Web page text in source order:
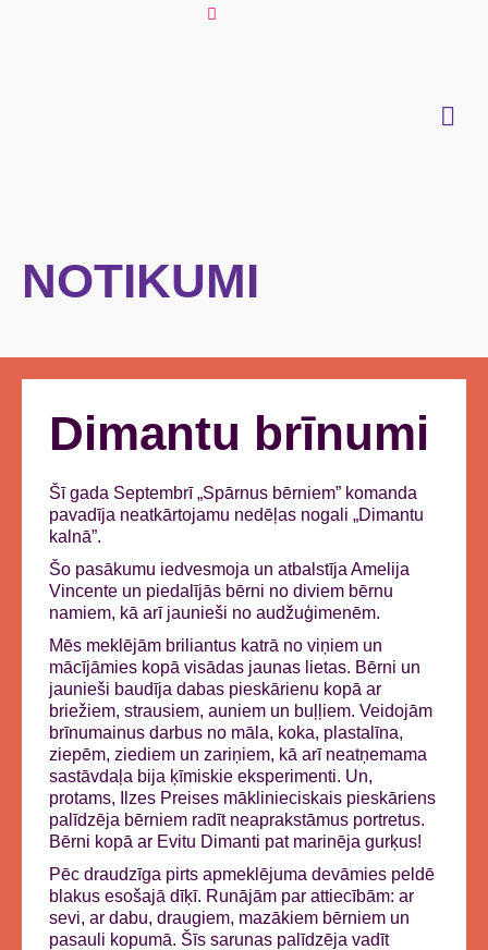
NOTIKUMI
Dimantu brīnumi
Šī gada Septembrī „Spārnus bērniem” komanda
pavadīja neatkārtojamu nedēļas nogali „Dimantu
kalnā”.
Šo pasākumu iedvesmoja un atbalstīja Amelija
Vincente un piedalījās bērni no diviem bērnu
namiem, kā arī jaunieši no audžuģimenēm.
Mēs meklējām briliantus katrā no viņiem un
mācījāmies kopā visādas jaunas lietas. Bērni un
jaunieši baudīja dabas pieskārienu kopā ar
briežiem, strausiem, auniem un buļļiem. Veidojām
brīnumainus darbus no māla, koka, plastalīna,
ziepēm, ziediem un zariņiem, kā arī neatņemama
sastāvdaļa bija ķīmiskie eksperimenti. Un,
protams, Ilzes Preises māklinieciskais pieskāriens
palīdzēja bērniem radīt neaprakstāmus portretus.
Bērni kopā ar Evitu Dimanti pat marinēja gurķus!
Pēc draudzīga pirts apmeklējuma devāmies peldē
blakus esošajā dīķī. Runājām par attiecībām: ar
sevi, ar dabu, draugiem, mazākiem bērniem un
pasauli kopumā. Šīs sarunas palīdzēja vadīt